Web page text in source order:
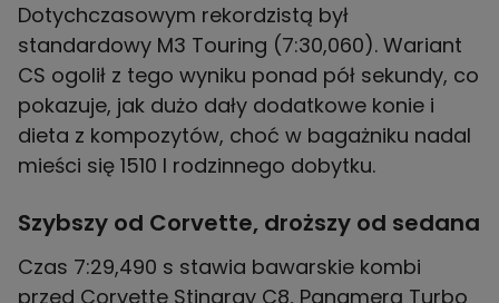
Dotychczasowym rekordzistą był
standardowy M3 Touring (7:30,060). Wariant
CS ogolił z tego wyniku ponad pół sekundy, co
pokazuje, jak dużo dały dodatkowe konie i
dieta z kompozytów, choć w bagażniku nadal
Szybszy od Corvette, droższy od sedana
Czas 7:29,490 s stawia bawarskie kombi
przed Corvette Stingray C8, Panamerą Turbo